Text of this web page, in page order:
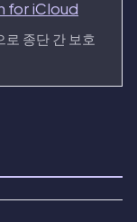
for iCloud
종단 간 보호